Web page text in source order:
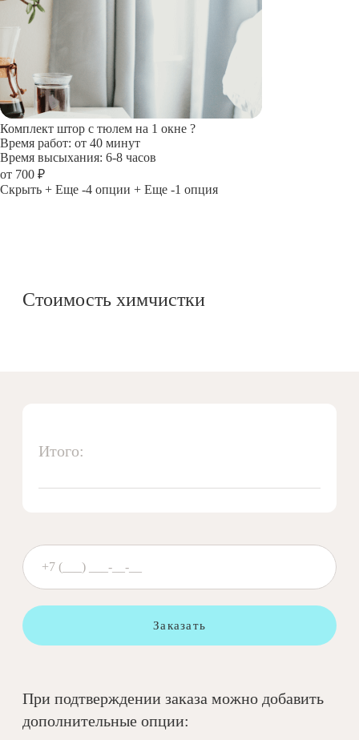
Комплект штор с тюлем на 1 окне ?
Время работ: от 40 минут
Время высыхания: 6-8 часов
от 700 ₽
Скрыть + Еще -4 опции + Еще -1 опция
Стоимость химчистки
Итого:
Заказать
При подтверждении заказа можно добавить
дополнительные опции: